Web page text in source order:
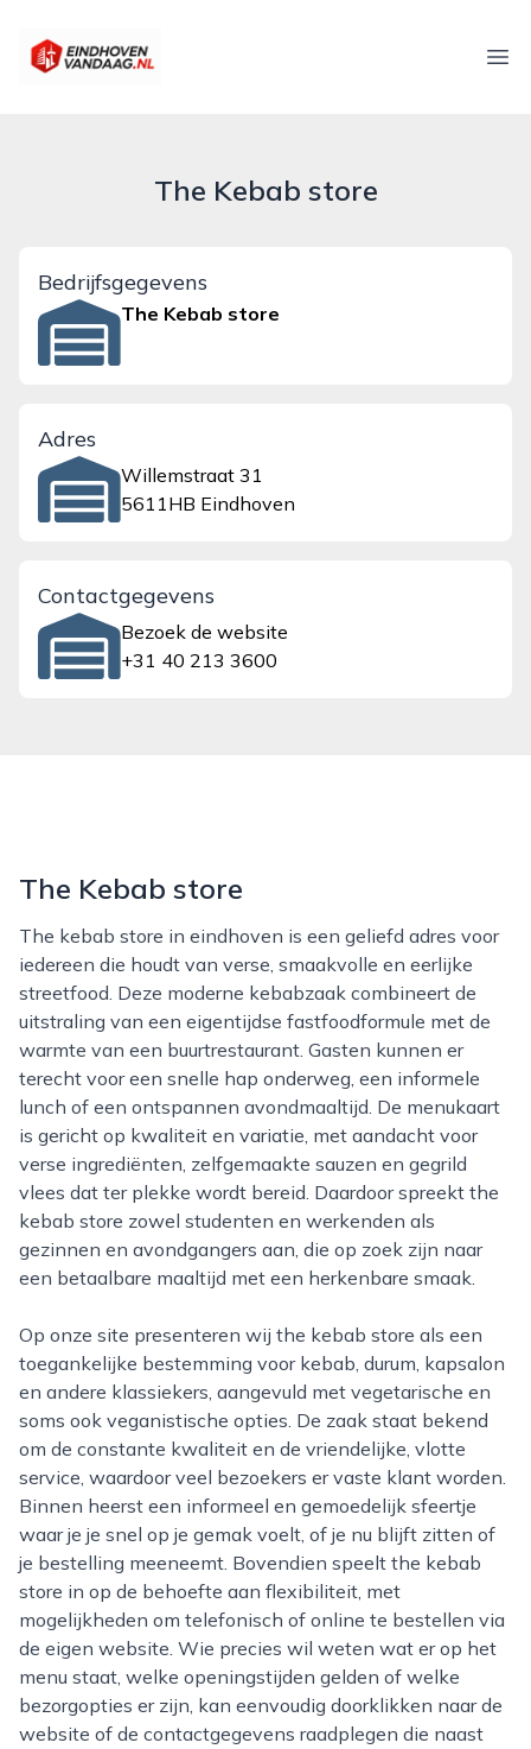
eindhovenvandaag.nl
The Kebab store
Bedrijfsgegevens
The Kebab store
Adres
Willemstraat 31
5611HB Eindhoven
Contactgegevens
Bezoek de website
+31 40 213 3600
The Kebab store
The kebab store in eindhoven is een geliefd adres voor
iedereen die houdt van verse, smaakvolle en eerlijke
streetfood. Deze moderne kebabzaak combineert de
uitstraling van een eigentijdse fastfoodformule met de
warmte van een buurtrestaurant. Gasten kunnen er
terecht voor een snelle hap onderweg, een informele
lunch of een ontspannen avondmaaltijd. De menukaart
is gericht op kwaliteit en variatie, met aandacht voor
verse ingrediënten, zelfgemaakte sauzen en gegrild
vlees dat ter plekke wordt bereid. Daardoor spreekt the
kebab store zowel studenten en werkenden als
gezinnen en avondgangers aan, die op zoek zijn naar
een betaalbare maaltijd met een herkenbare smaak.
Op onze site presenteren wij the kebab store als een
toegankelijke bestemming voor kebab, durum, kapsalon
en andere klassiekers, aangevuld met vegetarische en
soms ook veganistische opties. De zaak staat bekend
om de constante kwaliteit en de vriendelijke, vlotte
service, waardoor veel bezoekers er vaste klant worden.
Binnen heerst een informeel en gemoedelijk sfeertje
waar je je snel op je gemak voelt, of je nu blijft zitten of
je bestelling meeneemt. Bovendien speelt the kebab
store in op de behoefte aan flexibiliteit, met
mogelijkheden om telefonisch of online te bestellen via
de eigen website. Wie precies wil weten wat er op het
menu staat, welke openingstijden gelden of welke
bezorgopties er zijn, kan eenvoudig doorklikken naar de
website of de contactgegevens raadplegen die naast